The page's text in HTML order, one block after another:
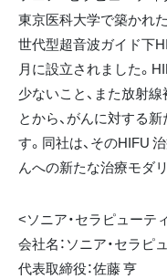
東京医科⼤学で築かれ
世代型超音波ガイド下
⽉に設⽴されました。
少ないこと、また放射
とから、がんに対する
す。同社は、そのHIFU
んへの新たな治療モダ
<ソニア・セラピューテ
会社名：ソニア・セラ
代表取締役：佐藤 亨